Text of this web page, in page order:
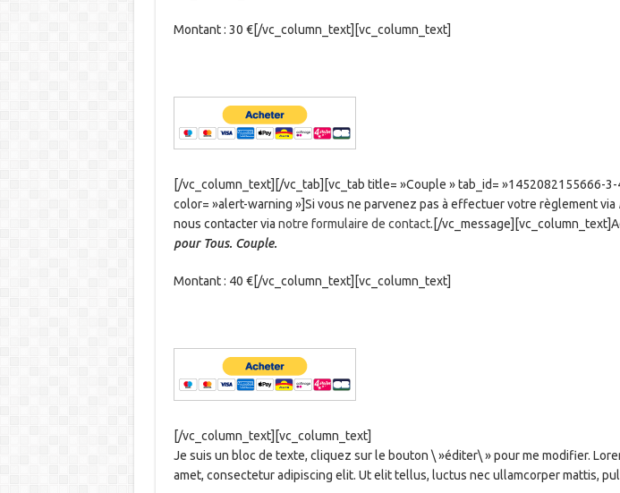
Montant : 30 €[/vc_column_text][vc_column_text]
[/vc_column_text][/vc_tab][vc_tab title= »Couple » tab_id= »1452082155666-3-
color= »alert-warning »]Si vous ne parvenez pas à effectuer votre règlement via
nous contacter via notre formulaire de contact.[/
pour Tous. Couple.
Montant : 40 €[/vc_column_text][vc_column_text]
[/vc_column_text][vc_column_text]
Je suis un bloc de texte, cliquez sur le bouton \ »éditer\ » pour me modifier.
amet, consectetur adipiscing elit. Ut elit tellus, luctus nec ullamcorper mattis,